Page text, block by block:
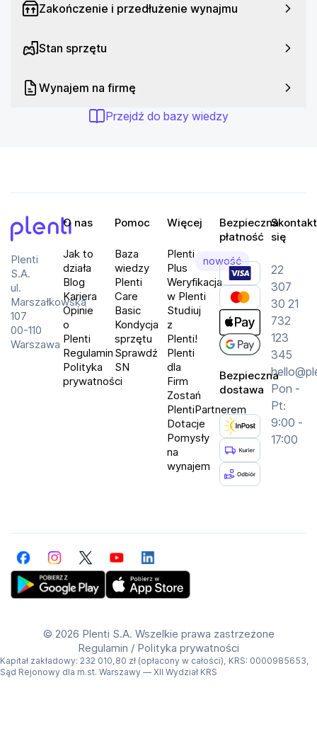
Zakończenie i przedłużenie wynajmu
Stan sprzętu
Wynajem na firmę
Przejdź do bazy wiedzy
Plenti
S.A.
ul.
Marszałkowska
107
00-110
Warszawa
O nas
Jak to
działa
Blog
Kariera
Opinie
o
Plenti
Regulamin
Polityka
prywatności
Pomoc
Baza
wiedzy
Plenti
Care
Basic
Kondycja
sprzętu
Sprawdź
SN
Więcej
Plenti
Plus
nowość
Weryfikacja
w Plenti
Studiuj
z
Plenti!
Plenti
dla
Firm
Zostań
PlentiPartnerem
Dotacje
Pomysły
na
wynajem
Bezpieczna
płatność
Bezpieczna
dostawa
się
22
307
30 21
732
123
345
Pon -
Pt:
9:00 -
17:00
FacebookInstagramTwitterYouTubeLinkedIn
© 2026 Plenti S.A. Wszelkie prawa zastrzeżone
Regulamin / Polityka prywatności
Kapitał zakładowy: 232 010,80 zł (opłacony w całości), KRS: 0000985653,
Sąd Rejonowy dla m.st. Warszawy — XII Wydział KRS